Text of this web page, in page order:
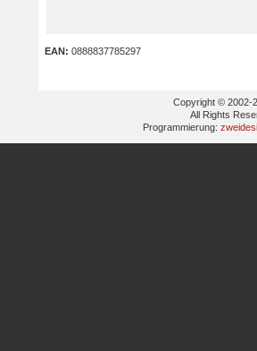
EAN: 0888837785297
Copyright © 2002-
All Rights
Programmierung: